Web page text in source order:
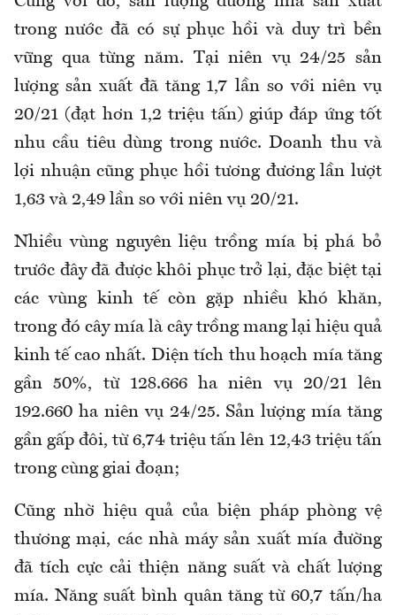
trong nước đã có sự phục hồi và duy trì bền
vững qua từng năm. Tại niên vụ 24/25 sản
lượng sản xuất đã tăng 1,7 lần so với niên vụ
20/21 (đạt hơn 1,2 triệu tấn) giúp đáp ứng tốt
nhu cầu tiêu dùng trong nước. Doanh thu và
lợi nhuận cũng phục hồi tương đương lần lượt
1,63 và 2,49 lần so với niên vụ 20/21.
Nhiều vùng nguyên liệu trồng mía bị phá bỏ
trước đây đã được khôi phục trở lại, đặc biệt tại
các vùng kinh tế còn gặp nhiều khó khăn,
trong đó cây mía là cây trồng mang lại hiệu quả
kinh tế cao nhất. Diện tích thu hoạch mía tăng
gần 50%, từ 128.666 ha niên vụ 20/21 lên
192.660 ha niên vụ 24/25. Sản lượng mía tăng
gần gấp đôi, từ 6,74 triệu tấn lên 12,43 triệu tấn
trong cùng giai đoạn;
Cũng nhờ hiệu quả của biện pháp phòng vệ
thương mại, các nhà máy sản xuất mía đường
đã tích cực cải thiện năng suất và chất lượng
mía. Năng suất bình quân tăng từ 60,7 tấn/ha